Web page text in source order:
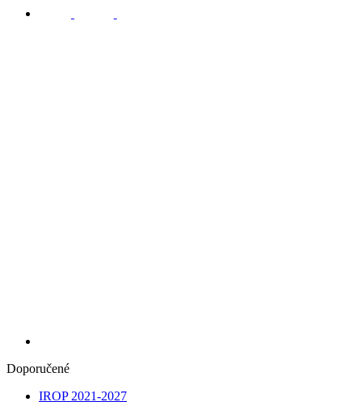
Doporučené
IROP 2021-2027